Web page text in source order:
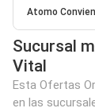
Atomo
Sucursal
Vital
Esta Ofertas
en las